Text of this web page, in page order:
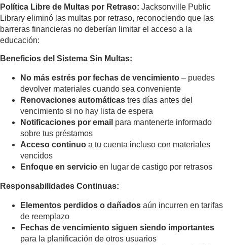
Política Libre de Multas por Retraso: Jacksonville Public
Library eliminó las multas por retraso, reconociendo que las
barreras financieras no deberían limitar el acceso a la
educación:
Beneficios del Sistema Sin Multas:
No más estrés por fechas de vencimiento – puedes
devolver materiales cuando sea conveniente
Renovaciones automáticas tres días antes del
vencimiento si no hay lista de espera
Notificaciones por email para mantenerte informado
sobre tus préstamos
Acceso continuo a tu cuenta incluso con materiales
vencidos
Enfoque en servicio en lugar de castigo por retrasos
Responsabilidades Continuas:
Elementos perdidos o dañados aún incurren en tarifas
de reemplazo
Fechas de vencimiento siguen siendo importantes
para la planificación de otros usuarios